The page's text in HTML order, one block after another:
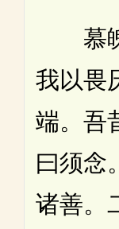
慕魄
我以畏
端。吾
曰须念
诸善。